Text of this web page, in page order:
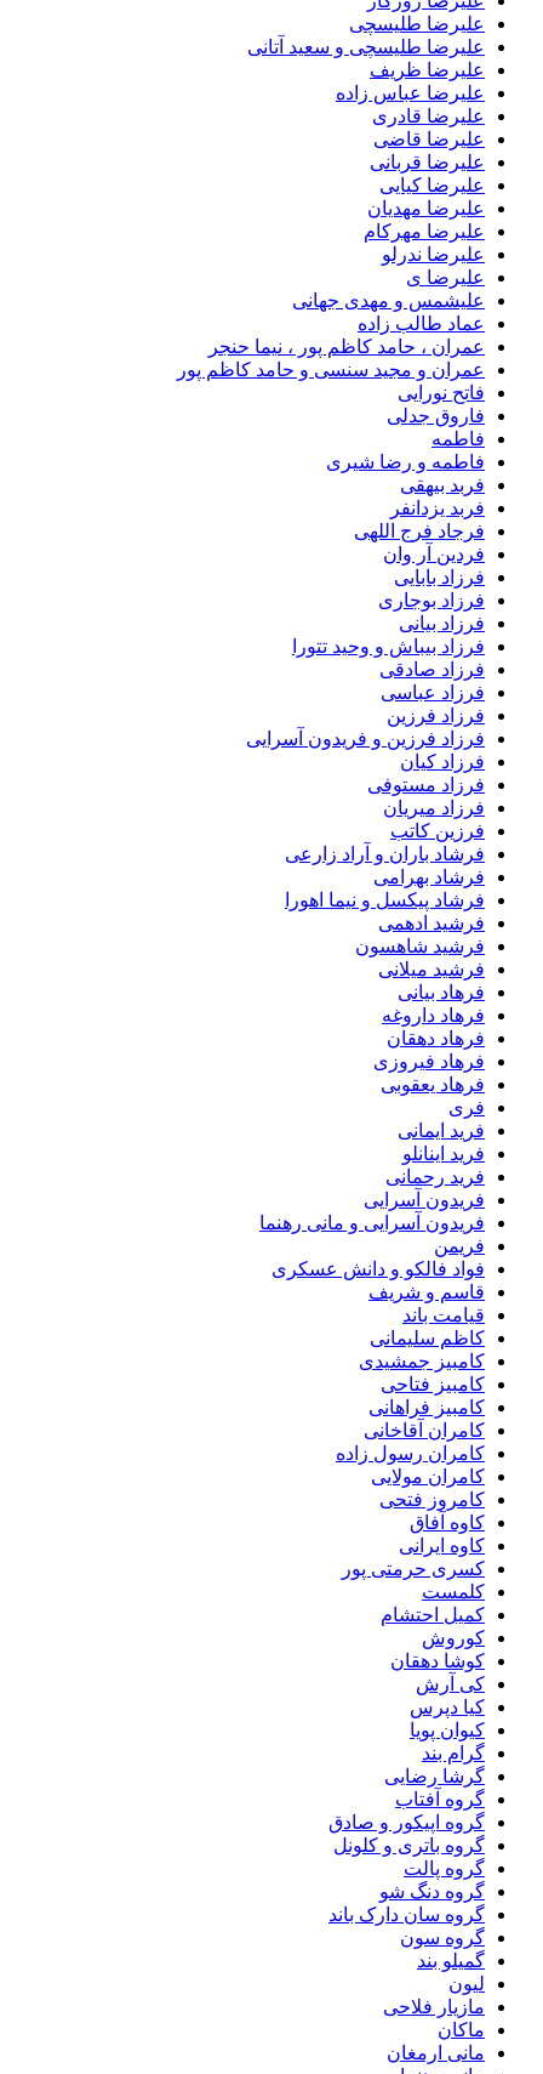
علیرضا طلیسچی
علیرضا طلیسچی و سعید آتانی
علیرضا ظریف
علیرضا عباس زاده
علیرضا قادری
علیرضا قاضی
علیرضا قربانی
علیرضا کیایی
علیرضا مهدیان
علیرضا مهرکام
علیرضا ندرلو
علیرضا ی
علیشمس و مهدی جهانی
عماد طالب زاده
عمران ، حامد کاظم پور ، نیما حنجر
عمران و مجید سنسی و حامد کاظم پور
فاتح نورایی
فاروق جدلی
فاطمه
فاطمه و رضا شیری
فربد بیهقی
فربد یزدانفر
فرجاد فرج اللهی
فردین آر وان
فرزاد بابایی
فرزاد بوجاری
فرزاد بیانی
فرزاد بیباش و وحید تتورا
فرزاد صادقی
فرزاد عباسی
فرزاد فرزین
فرزاد فرزین و فریدون آسرایی
فرزاد کیان
فرزاد مستوفی
فرزاد میریان
فرزین کاتب
فرشاد باران و آراد زارعی
فرشاد بهرامی
فرشاد پیکسل و نیما اهورا
فرشید ادهمی
فرشید شاهسون
فرشید میلانی
فرهاد بیانی
فرهاد داروغه
فرهاد دهقان
فرهاد فیروزی
فرهاد یعقوبی
فری
فرید ایمانی
فرید اینانلو
فرید رحمانی
فریدون آسرایی
فریدون آسرایی و مانی رهنما
فریمن
فواد فالکو و دانش عسکری
قاسم و شریف
قیامت باند
کاظم سلیمانی
کامبیز جمشیدی
کامبیز فتاحی
کامبیز فراهانی
کامران آقاخانی
کامران رسول زاده
کامران مولایی
کامروز فتحی
کاوه آفاق
کاوه ایرانی
کسری حرمتی پور
کلمست
کمیل احتشام
کوروش
کوشا دهقان
کی آرش
کیا دپرس
کیوان پویا
گرام بند
گرشا رضایی
گروه آفتاب
گروه اپیکور و صادق
گروه باتری و کلونل
گروه پالت
گروه دنگ شو
گروه سان دارک باند
گروه سون
گمیلو بند
لیون
مازیار فلاحی
ماکان
مانی ارمغان